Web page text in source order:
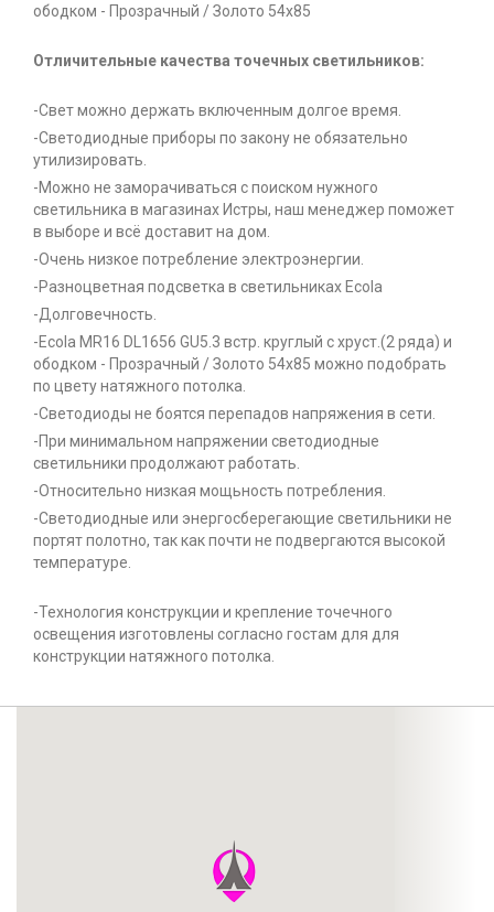
ободком - Прозрачный / Золото 54x85
Отличительные качества точечных светильников:
-Свет можно держать включенным долгое время.
-Светодиодные приборы по закону не обязательно
утилизировать.
-Можно не заморачиваться с поиском нужного
светильника в магазинах Истры, наш менеджер поможет
в выборе и всё доставит на дом.
-Очень низкое потребление электроэнергии.
-Разноцветная подсветка в светильниках Ecola
-Долговечность.
-Ecola MR16 DL1656 GU5.3 встр. круглый с хруст.(2 ряда) и
ободком - Прозрачный / Золото 54x85 можно подобрать
по цвету натяжного потолка.
-Светодиоды не боятся перепадов напряжения в сети.
-При минимальном напряжении светодиодные
светильники продолжают работать.
-Относительно низкая мощьность потребления.
-Светодиодные или энергосберегающие светильники не
портят полотно, так как почти не подвергаются высокой
температуре.
-Технология конструкции и крепление точечного
освещения изготовлены согласно гостам для для
конструкции натяжного потолка.